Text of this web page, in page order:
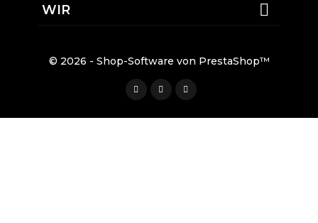
WIR 
© 2026 - Shop-Software von PrestaShop™